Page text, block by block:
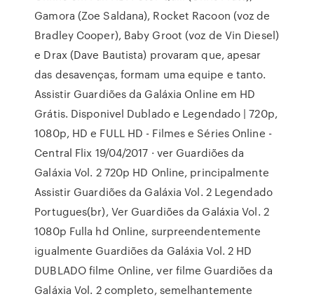
Gamora (Zoe Saldana), Rocket Racoon (voz de
Bradley Cooper), Baby Groot (voz de Vin Diesel)
e Drax (Dave Bautista) provaram que, apesar
das desavenças, formam uma equipe e tanto.
Assistir Guardiões da Galáxia Online em HD
Grátis. Disponivel Dublado e Legendado | 720p,
1080p, HD e FULL HD - Filmes e Séries Online -
Central Flix 19/04/2017 · ver Guardiões da
Galáxia Vol. 2 720p HD Online, principalmente
Assistir Guardiões da Galáxia Vol. 2 Legendado
Portugues(br), Ver Guardiões da Galáxia Vol. 2
1080p Fulla hd Online, surpreendentemente
igualmente Guardiões da Galáxia Vol. 2 HD
DUBLADO filme Online, ver filme Guardiões da
Galáxia Vol. 2 completo, semelhantemente